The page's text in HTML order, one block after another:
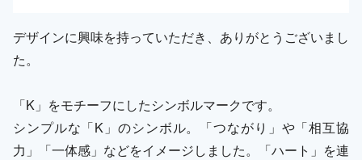
デザインに興味を持っていただき、ありがとうございまし
た。
「K」をモチーフにしたシンボルマークです。
シンプルな「K」のシンボル。「つながり」や「相互協
力」「一体感」などをイメージしました。「ハート」を連